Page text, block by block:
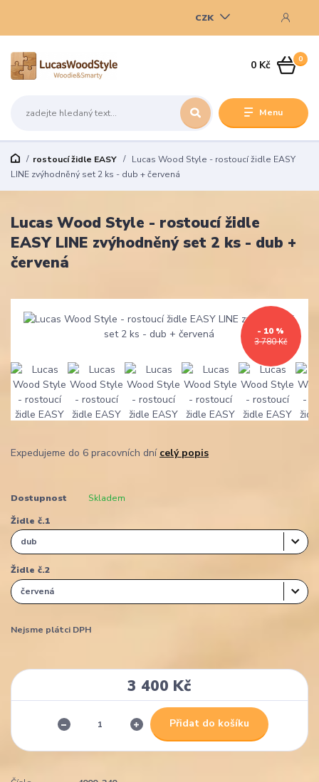
Menu
CZK
0
0 Kč
rostoucí židle EASY
Lucas Wood Style - rostoucí židle EASY
LINE zvýhodněný set 2 ks - dub + červená
Lucas Wood Style - rostoucí židle
EASY LINE zvýhodněný set 2 ks - dub +
červená
3 780 Kč
- 10 %
Expedujeme do 6 pracovních dní celý popis
Dostupnost Skladem
Židle č.1
Židle č.2
Nejsme plátci DPH
3 400 Kč
Přidat do košíku